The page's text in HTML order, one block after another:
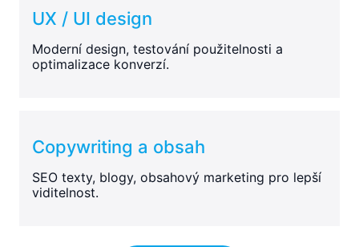
UX / UI design
Moderní design, testování použitelnosti a
optimalizace konverzí.
Copywriting a obsah
SEO texty, blogy, obsahový marketing pro lepší
viditelnost.